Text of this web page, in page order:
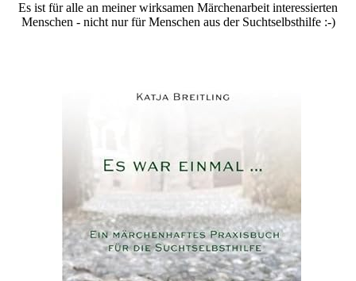
Es ist für alle an meiner wirksamen Märchenarbeit interessierten
Menschen - nicht nur für Menschen aus der Suchtselbsthilfe :-)